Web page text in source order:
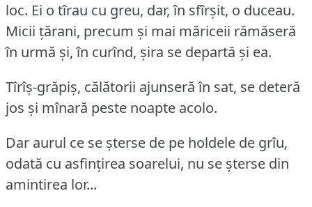
loc. Ei o tîrau cu greu, dar, în sfîrșit, o duceau.
Micii țărani, precum și mai măriceii rămăseră
în urmă și, în curînd, șira se departă și ea.
Tîrîș-grăpiș, călătorii ajunseră în sat, se deteră
jos și mînară peste noapte acolo.
Dar aurul ce se șterse de pe holdele de grîu,
odată cu asfințirea soarelui, nu se șterse din
amintirea lor...